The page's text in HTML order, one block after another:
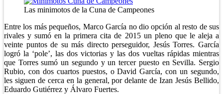
Las minimotos de la Cuna de Campeones
Entre los más pequeños, Marco García no dio opción al resto de sus
rivales y sumó en la primera cita de 2015 un pleno que le aleja a
veinte puntos de su más directo perseguidor, Jesús Torres. García
logró la ‘pole’, las dos victorias y las dos vueltas rápidas mientras
que Torres sumó un segundo y un tercer puesto en Sevilla. Sergio
Rubio, con dos cuartos puestos, o David García, con un segundo,
les siguen de cerca en la general, por delante de Izan Jesús Bellido,
Eduardo Gutiérrez y Álvaro Fuertes.